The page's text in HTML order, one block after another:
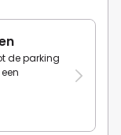
de parking